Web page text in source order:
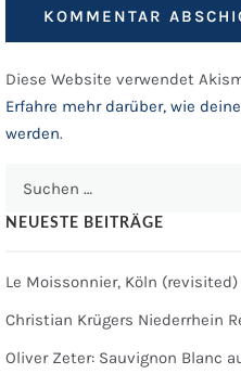
Diese Website verwendet
Erfahre mehr darüber, wie
werden.
NEUESTE BEITRÄGE
Le Moissonnier, Köln (revisited)
Christian Krügers Niederrhein
Oliver Zeter: Sauvignon Blanc